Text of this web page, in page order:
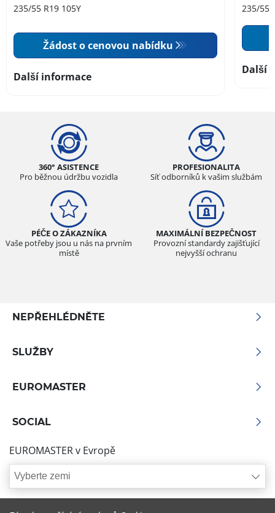
235/55 R19 105Y
Žádost o cenovou nabídku
Další informace
235/55
Další
360° ASISTENCE
Pro běžnou údržbu vozidla
PROFESIONALITA
Síť odborníků k vašim službám
PÉČE O ZÁKAZNÍKA
Vaše potřeby jsou u nás na prvním
místě
MAXIMÁLNÍ BEZPEČNOST
Provozní standardy zajišťující
nejvyšší ochranu
NEPŘEHLÉDNĚTE
SLUŽBY
EUROMASTER
SOCIAL
EUROMASTER v Evropě
Vyberte zemi